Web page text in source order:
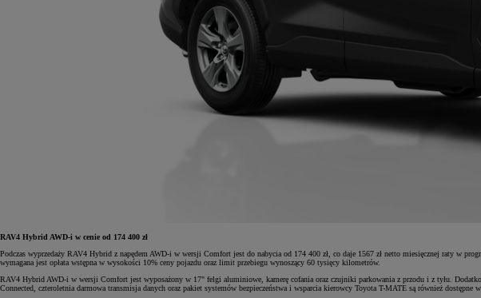
RAV4 Hybrid AWD-i w cenie od 174 400 zł
Podczas wyprzedaży RAV4 Hybrid z napędem AWD-i w wersji Comfort jest do nabycia od 174 400 zł, co daje 1567 zł netto miesięcznej raty w
wymagana jest opłata wstępna w wysokości 10% ceny pojazdu oraz limit przebiegu wynoszący 60 tysięcy kilometrów.
RAV4 Hybrid AWD-i w wersji Comfort jest wyposażony w 17" felgi aluminiowe, kamerę cofania oraz czujniki parkowania z przodu i z tyłu.
Connected, czteroletnia darmowa transmisja danych oraz pakiet systemów bezpieczeństwa i wsparcia kierowcy Toyota T-MATE są również dostępne w